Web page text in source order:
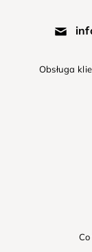
Obsługa